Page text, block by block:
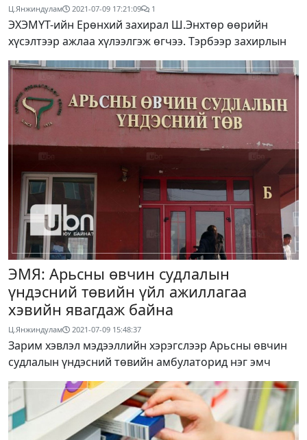
Ц.Янжиндулам 2021-07-09 17:21:09 1
ЭХЭМҮТ-ийн Ерөнхий захирал Ш.Энхтөр өөрийн
хүсэлтээр ажлаа хүлээлгэж өгчээ. Тэрбээр захирлын
ЭМЯ: Арьсны өвчин судлалын
үндэсний төвийн үйл ажиллагаа
хэвийн явагдаж байна
Ц.Янжиндулам 2021-07-09 15:48:37
Зарим хэвлэл мэдээллийн хэрэгслээр Арьсны өвчин
судлалын үндэсний төвийн амбулаторид нэг эмч